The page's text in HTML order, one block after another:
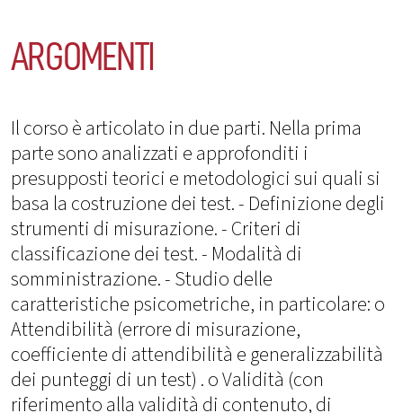
ARGOMENTI
Il corso è articolato in due parti. Nella prima
parte sono analizzati e approfonditi i
presupposti teorici e metodologici sui quali si
basa la costruzione dei test. - Definizione degli
strumenti di misurazione. - Criteri di
classificazione dei test. - Modalità di
somministrazione. - Studio delle
caratteristiche psicometriche, in particolare: o
Attendibilità (errore di misurazione,
coefficiente di attendibilità e generalizzabilità
dei punteggi di un test) . o Validità (con
riferimento alla validità di contenuto, di